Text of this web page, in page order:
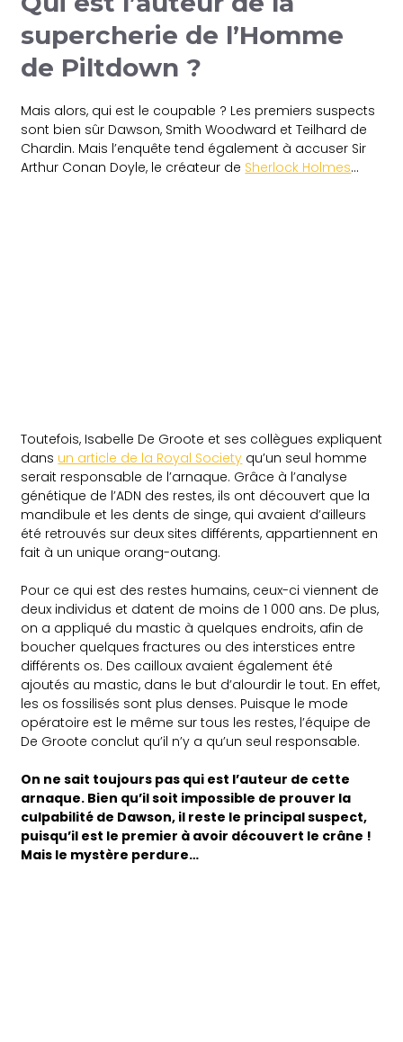
supercherie de l’Homme
de Piltdown ?
Mais alors, qui est le coupable ? Les premiers suspects
sont bien sûr Dawson, Smith Woodward et Teilhard de
Chardin. Mais l’enquête tend également à accuser Sir
Arthur Conan Doyle, le créateur de Sherlock Holmes…
Toutefois, Isabelle De Groote et ses collègues expliquent
dans un article de la Royal Society qu’un seul homme
serait responsable de l’arnaque. Grâce à l’analyse
génétique de l’ADN des restes, ils ont découvert que la
mandibule et les dents de singe, qui avaient d’ailleurs
été retrouvés sur deux sites différents, appartiennent en
fait à un unique orang-outang.
Pour ce qui est des restes humains, ceux-ci viennent de
deux individus et datent de moins de 1 000 ans. De plus,
on a appliqué du mastic à quelques endroits, afin de
boucher quelques fractures ou des interstices entre
différents os. Des cailloux avaient également été
ajoutés au mastic, dans le but d’alourdir le tout. En effet,
les os fossilisés sont plus denses. Puisque le mode
opératoire est le même sur tous les restes, l’équipe de
De Groote conclut qu’il n’y a qu’un seul responsable.
On ne sait toujours pas qui est l’auteur de cette
arnaque. Bien qu’il soit impossible de prouver la
culpabilité de Dawson, il reste le principal suspect,
puisqu’il est le premier à avoir découvert le crâne !
Mais le mystère perdure…